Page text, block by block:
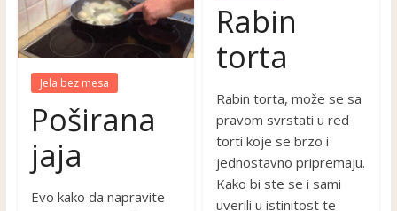
Jela bez mesa
Poširana
jaja
Evo kako da napravite
Rabin
torta
Rabin torta, može se sa
pravom svrstati u red
torti koje se brzo i
jednostavno pripremaju.
Kako bi ste se i sami
uverili u istinitost te